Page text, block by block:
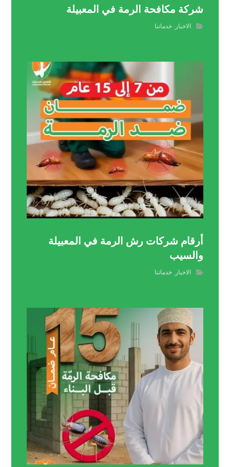
شركة مكافحة الرمة في المعبيلة
الاخبار ,خدماتنا
أرقام شركات رش الرمة في المعبيلة
والسيب
الاخبار ,خدماتنا